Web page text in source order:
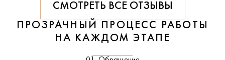
СМОТРЕТЬ ВСЕ ОТЗЫВЫ
ПРОЗРАЧНЫЙ ПРОЦЕСС РАБОТЫ
НА КАЖДОМ ЭТАПЕ